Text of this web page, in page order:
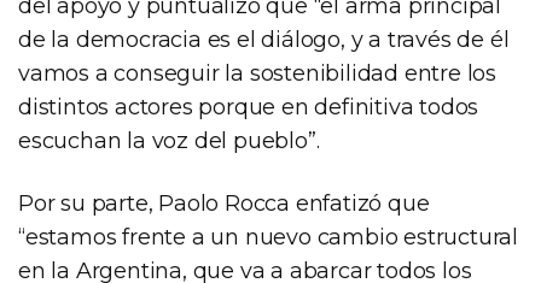
del apoyo y puntualizó que “el arma principal
de la democracia es el diálogo, y a través de él
vamos a conseguir la sostenibilidad entre los
distintos actores porque en definitiva todos
escuchan la voz del pueblo”.
Por su parte, Paolo Rocca enfatizó que
“estamos frente a un nuevo cambio estructural
en la Argentina, que va a abarcar todos los